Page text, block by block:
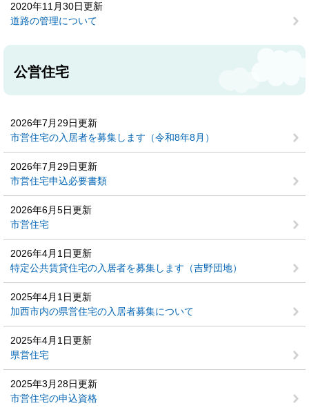
2020年11月30日更新
道路の管理について
公営住宅
2026年7月29日更新
市営住宅の入居者を募集します（令和8年8月）
2026年7月29日更新
市営住宅申込必要書類
2026年6月5日更新
市営住宅
2026年4月1日更新
特定公共賃貸住宅の入居者を募集します（吉野団地）
2025年4月1日更新
加西市内の県営住宅の入居者募集について
2025年4月1日更新
県営住宅
2025年3月28日更新
市営住宅の申込資格